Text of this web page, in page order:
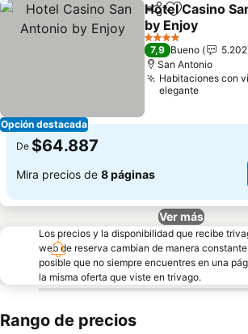
Opción destacada
CompartirAgregar a
Hotel Casino
by Enjoy
Ver precios
4 Estrellas
7,9 Bueno
5.202
San Antonio
Habitaciones con
elegante
De $64.887
Mira precios de 8 páginas
Ver más
Los precios y la disponibilidad que recibe
web de reserva cambian de manera
posible que no siempre encuentres en una
la misma oferta que viste en trivago.
Rango de precios